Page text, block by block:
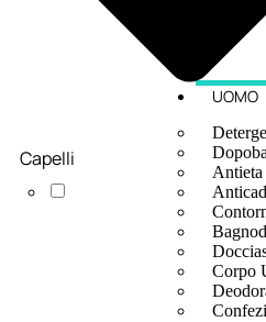
UOMO
Corpo
Capelli